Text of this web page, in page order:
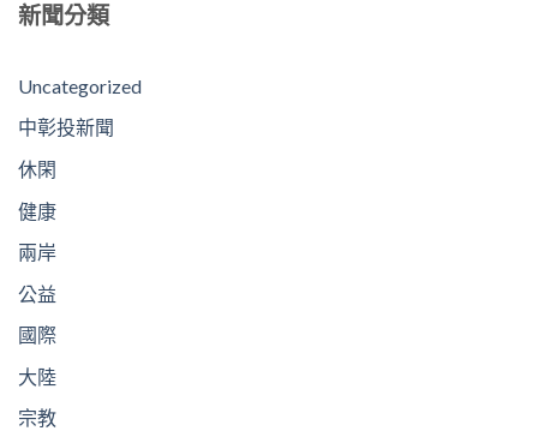
新聞分類
Uncategorized
中彰投新聞
休閑
健康
兩岸
公益
國際
大陸
宗教